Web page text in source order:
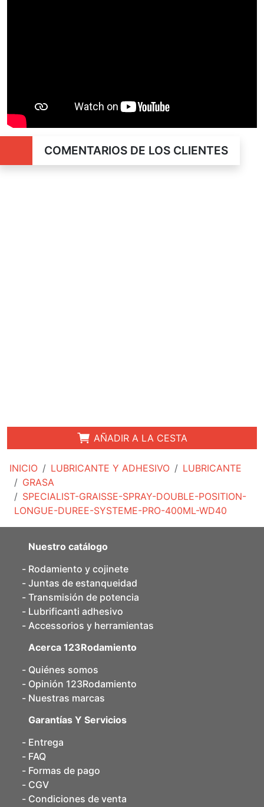
INICIO LUBRICANTE Y ADHESIVO
LUBRICANTE
GRASA
SPECIALIST-GRAISSE-SPRAY-DOUBLE-POSITION-
LONGUE-DUREE-SYSTEME-PRO-400ML-WD40
COMENTARIOS DE LOS CLIENTES
AÑADIR A LA CESTA
Nuestro catálogo
Rodamiento y cojinete
Juntas de estanqueidad
Transmisión de potencia
Lubrificanti adhesivo
Accessorios y herramientas
Acerca 123Rodamiento
Quiénes somos
Opinión 123Rodamiento
Nuestras marcas
Garantías Y Servicios
Entrega
FAQ
Formas de pago
CGV
Condiciones de venta